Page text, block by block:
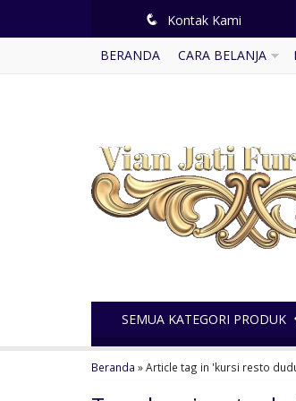
q Kontak Kami
BERANDA CARA BELANJA
SEMUA KATEGORI PRODUK
Beranda »Article tag in 'kursi resto